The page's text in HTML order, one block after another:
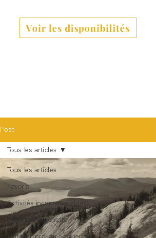
Voir les disponibilités
Post
Tous les articles
Favoris
Activités incontournables
Fjord et Fourchette
Tous les articles